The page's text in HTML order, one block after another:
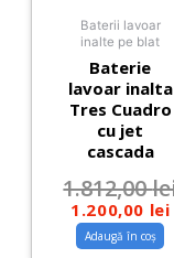
Baterii lavoar
inalte pe blat
Baterie
lavoar inalta
Tres Cuadro
cu jet
cascada
1.812,00
1.200,00 lei
Adaugă în coș